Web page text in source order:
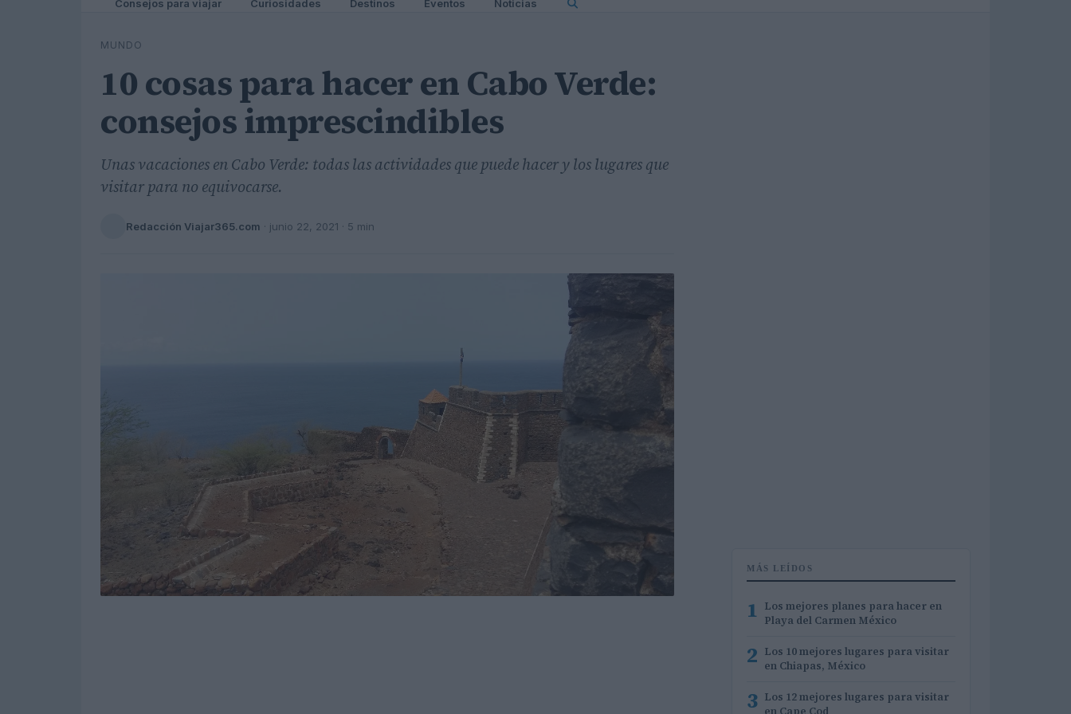
Consejos para viajar Curiosidades Destinos Eventos Noticias
MUNDO
10 cosas para hacer en Cabo Verde:
consejos imprescindibles
Unas vacaciones en Cabo Verde: todas las actividades que puede hacer y los lugares que
visitar para no equivocarse.
Redacción Viajar365.com · junio 22, 2021 · 5 min
MÁS LEÍDOS
1 Los mejores planes para hacer en
Playa del Carmen México
2 Los 10 mejores lugares para visitar
en Chiapas, México
3 Los 12 mejores lugares para visitar
en Cape Cod